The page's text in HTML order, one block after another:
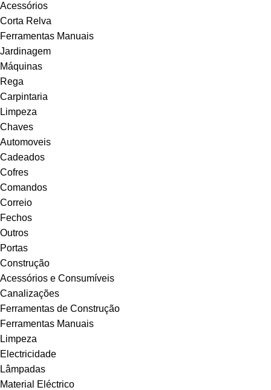
Acessórios
Corta Relva
Ferramentas Manuais
Jardinagem
Máquinas
Rega
Carpintaria
Limpeza
Chaves
Automoveis
Cadeados
Cofres
Comandos
Correio
Fechos
Outros
Portas
Construção
Acessórios e Consumíveis
Canalizações
Ferramentas de Construção
Ferramentas Manuais
Limpeza
Electricidade
Lâmpadas
Material Eléctrico